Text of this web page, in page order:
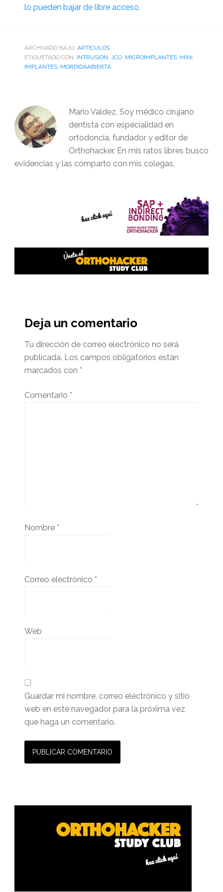
lo pueden bajar de libre acceso.
ARCHIVADO BAJO: ARTÌCULOS
ETIQUETADO CON: INTRUSIÓN, JCO, MICROIMPLANTES, MINI
IMPLANTES, MORDIDAABIERTA
Mario Valdez. Soy médico cirujano
dentista con especialidad en
ortodoncia, fundador y editor de
Orthohacker. En mis ratos libres busco
evidencias y las comparto con mis colegas.
del
lector
Deja un comentario
Tu dirección de correo electrónico no será
publicada. Los campos obligatorios están
marcados con *
Comentario *
Nombre *
Correo electrónico *
Web
Guardar mi nombre, correo electrónico y sitio
web en este navegador para la próxima vez
que haga un comentario.
Barra
primaria